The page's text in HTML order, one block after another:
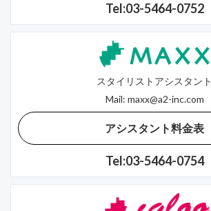
Tel:03-5464-0752
スタイリストアシスタント
Mail: maxx@a2-inc.com
アシスタント料金表
Tel:03-5464-0754